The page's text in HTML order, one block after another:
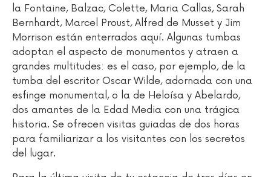
la Fontaine, Balzac, Colette, Maria Callas, Sarah
Bernhardt, Marcel Proust, Alfred de Musset y Jim
Morrison están enterrados aquí. Algunas tumbas
adoptan el aspecto de monumentos y atraen a
grandes multitudes: es el caso, por ejemplo, de la
tumba del escritor Oscar Wilde, adornada con una
esfinge monumental, o la de Heloísa y Abelardo,
dos amantes de la Edad Media con una trágica
historia. Se ofrecen visitas guiadas de dos horas
para familiarizar a los visitantes con los secretos
del lugar.